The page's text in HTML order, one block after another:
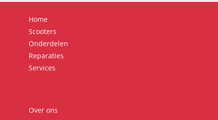
Home
Scooters
Onderdelen
Reparaties
Services
Over ons